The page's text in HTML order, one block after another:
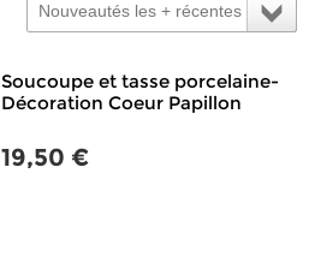
Nouveautés les + récentes
Soucoupe et tasse porcelaine-
Décoration Coeur Papillon
19,50 €